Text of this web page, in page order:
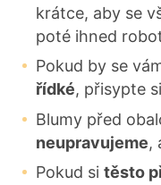
krátce, aby se
poté ihned
Pokud by se
řídké, přisypte
Blumy před
neupravujeme,
Pokud si těsto